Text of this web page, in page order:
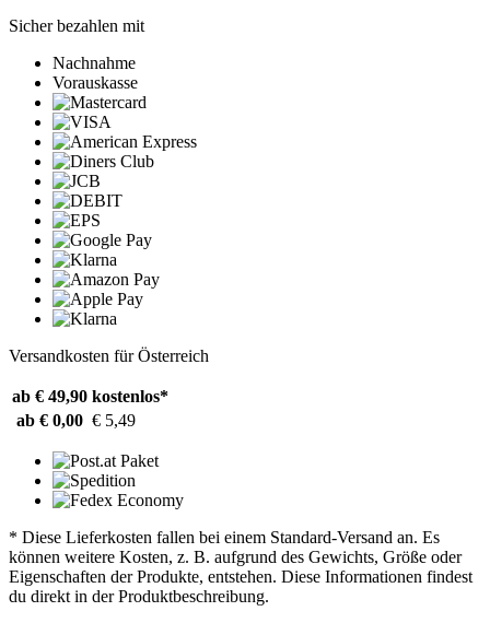
Sicher bezahlen mit
Nachnahme
Vorauskasse
Versandkosten für Österreich
ab € 49,90 kostenlos*
ab € 0,00 € 5,49
* Diese Lieferkosten fallen bei einem Standard-Versand an. Es
können weitere Kosten, z. B. aufgrund des Gewichts, Größe oder
Eigenschaften der Produkte, entstehen. Diese Informationen findest
du direkt in der Produktbeschreibung.